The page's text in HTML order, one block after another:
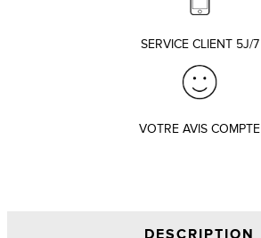
SERVICE CLIENT 5J/7
VOTRE AVIS COMPTE
DESCRIPTION